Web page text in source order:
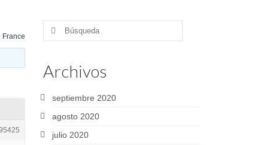
France
Buscar
Archivos
septiembre 2020
agosto 2020
julio 2020